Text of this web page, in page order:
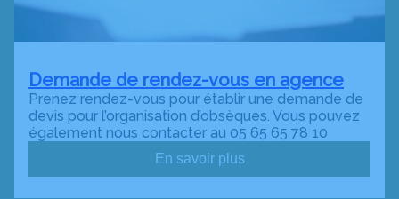
Demande de rendez-vous en agence
Prenez rendez-vous pour établir une demande de
devis pour l’organisation d’obsèques. Vous pouvez
également nous contacter au 05 65 65 78 10
En savoir plus